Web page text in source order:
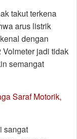
takut terkena
arus listrik
dengan
jadi tidak
semangat
Saraf Motorik,
sangat